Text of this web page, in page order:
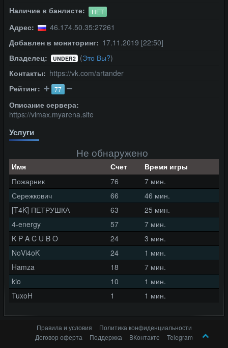
Наличие в банлисте: НЕТ
Адрес:
46.174.50.35:27261
Добавлен в мониторинг: 17.11.2019 [22:50]
Владелец:
UNDER2 (Это Вы?)
Контакты: https://vk.com/artander
Рейтинг:
77
Описание сервера:
https://vlmax.myarena.site
Услуги
Не обнаружено
Имя Счет
Время игры
Пожарник
76
7 мин.
Сережкович
66
46 мин.
[T4K] ПЕТРУШКА
63
25 мин.
4-energy
57
7 мин.
K P A C U B O
24
3 мин.
NoVi4oK
24
1 мин.
Hamza
18
7 мин.
kio
10
1 мин.
TuxoH
1 1 мин.
Правила и условия
Политика конфиденциальности
Договор оферта
Поддержка ВКонтакте Telegram